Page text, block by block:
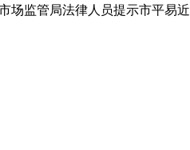
监管局法律人员提示市平易